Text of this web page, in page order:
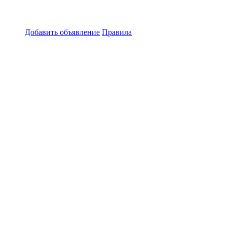
Добавить объявление Правила